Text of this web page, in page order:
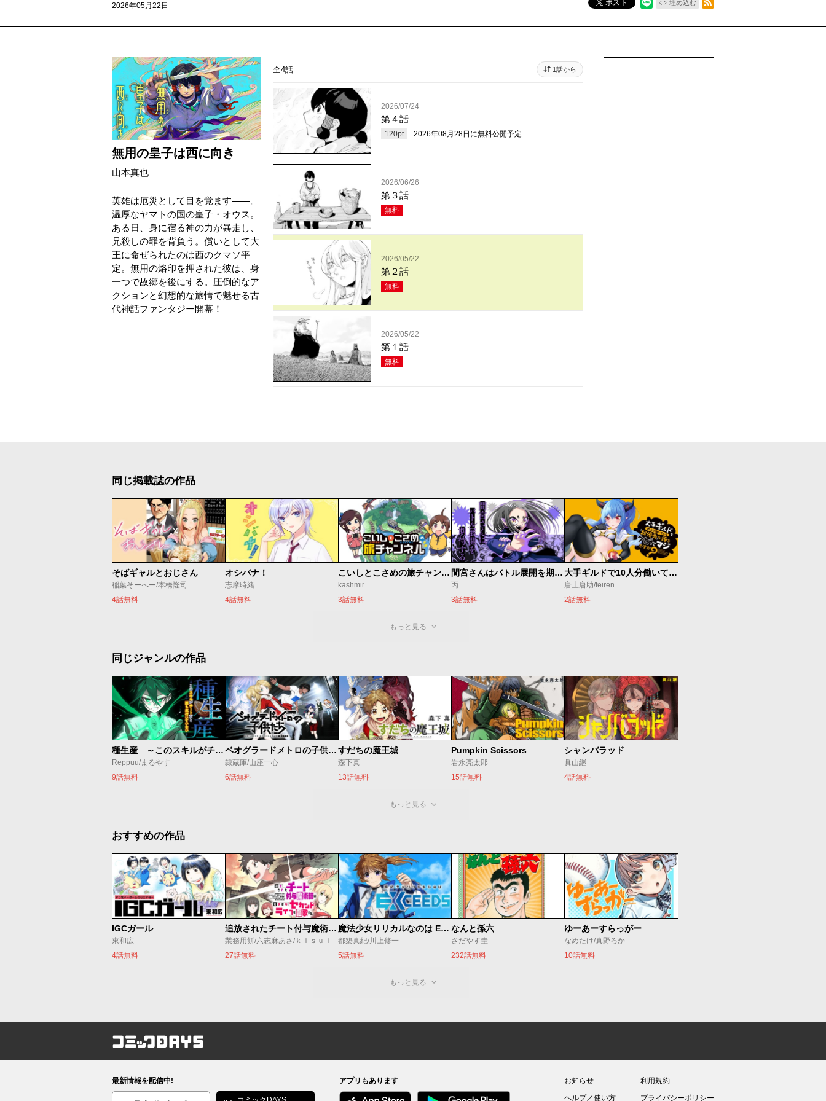
2026年05月22日 ポスト 埋め込む
無用の皇子は西に向き
山本真也
英雄は厄災として目を覚ます——。
温厚なヤマトの国の皇子・オウス。
ある日、身に宿る神の力が暴走し、
兄殺しの罪を背負う。償いとして大
王に命ぜられたのは西のクマソ平
定。無用の烙印を押された彼は、身
一つで故郷を後にする。圧倒的なア
クションと幻想的な旅情で魅せる古
代神話ファンタジー開幕！
全4話 1話から
2026/07/24
第４話
120pt 2026年08月28日 に無料公開予定
2026/06/26
第３話
無料
2026/05/22
第２話
無料
2026/05/22
第１話
無料
同じ掲載誌の作品
そばギャルとおじさん
稲葉そーへー/本橋隆司
4話無料
オシバナ！
志摩時緒
4話無料
こいしとこさめの旅チャンネル
kashmir
3話無料
間宮さんはバトル展開を期待する
丙
3話無料
大手ギルドで10人分働いている超優秀な俺をクビってマジですか？
唐土唐助/feiren
2話無料
もっと見る
同じジャンルの作品
種生産 ～このスキルがチートだとまだ誰も気付いていない～
Reppuu/まるやす
9話無料
ベオグラードメトロの子供たち
隷蔵庫/山座一心
6話無料
すだちの魔王城
森下真
13話無料
Pumpkin Scissors
岩永亮太郎
15話無料
シャンバラッド
眞山継
4話無料
もっと見る
おすすめの作品
IGCガール
東和広
4話無料
追放されたチート付与魔術師は気ままなセカンドライフを謳歌する。 ～俺は武器だけじゃなく、あらゆるものに『強化ポイント』を付与できるし、俺の意思でいつでも効果を解除できるけど、残った人たち大丈夫？～
業務用餅/六志麻あさ/ｋｉｓｕｉ
27話無料
魔法少女リリカルなのは EXCEEDS
都築真紀/川上修一
5話無料
なんと孫六
さだやす圭
232話無料
ゆーあーすらっがー
なめたけ/真野ろか
10話無料
もっと見る
コミックDAYS
最新情報を配信中!
編集部ブログ
アプリもあります
お知らせ
ヘルプ／使い方
利用規約
プライバシーポリシー